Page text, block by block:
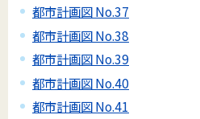
都市計画図 No.37
都市計画図 No.38
都市計画図 No.39
都市計画図 No.40
都市計画図 No.41